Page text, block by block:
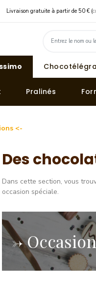
Livraison gratuite à partir de 50 € (
Pralinés
<-
Des
Dans cette section, vous
occasion spéciale.
->